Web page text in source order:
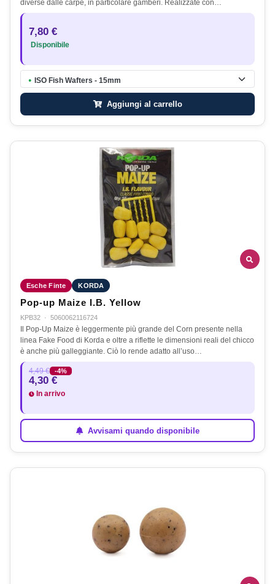
diverse dalle carpe, in particolare gamberi. Realizzate con…
7,80 €
Disponibile
● ISO Fish Wafters - 15mm
Aggiungi al carrello
Esche Finte KORDA
Pop-up Maize I.B. Yellow
KPB32 · 5060062116724
Il Pop-Up Maize è leggermente più grande del Corn presente nella
linea Fake Food di Korda e oltre a riflette le dimensioni reali del chicco
è anche più galleggiante. Ciò lo rende adatto all’uso…
4,49 € -4%
4,30 €
In arrivo
Avvisami quando disponibile